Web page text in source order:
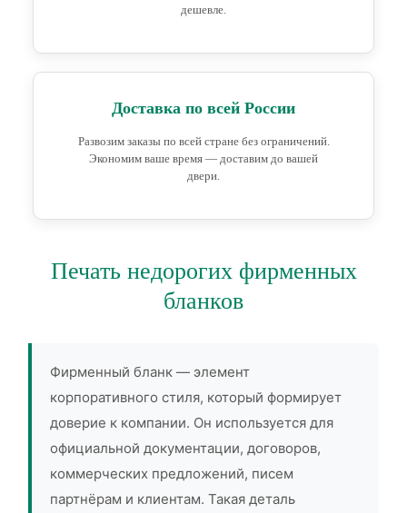
дешевле.
Доставка по всей России
Развозим заказы по всей стране без ограничений.
Экономим ваше время — доставим до вашей
двери.
Печать недорогих фирменных
бланков
Фирменный бланк — элемент
корпоративного стиля, который формирует
доверие к компании. Он используется для
официальной документации, договоров,
коммерческих предложений, писем
партнёрам и клиентам. Такая деталь